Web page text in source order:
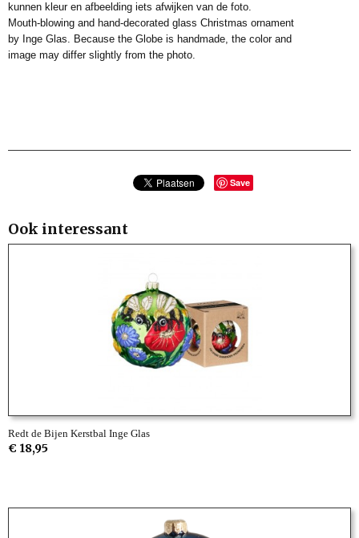
kunnen kleur en afbeelding iets afwijken van de foto.
Mouth-blowing and hand-decorated glass Christmas ornament
by Inge Glas. Because the Globe is handmade, the color and
image may differ slightly from the photo.
Save
Ook interessant
Redt de Bijen Kerstbal Inge Glas
€ 18,95